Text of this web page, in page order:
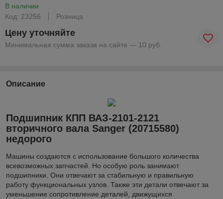
В наличии
Код: 23256
Розница
Цену уточняйте
Минимальная сумма заказа на сайте — 10 руб.
Описание
Подшипник КПП ВАЗ-2101-2121
вторичного вала Sanger (20715580)
недорого
Машины создаются с использование большого количества
всевозможных запчастей. Но особую роль занимают
подшипники. Они отвечают за стабильную и правильную
работу функциональных узлов. Также эти детали отвечают за
уменьшение сопротивление деталей, движущихся